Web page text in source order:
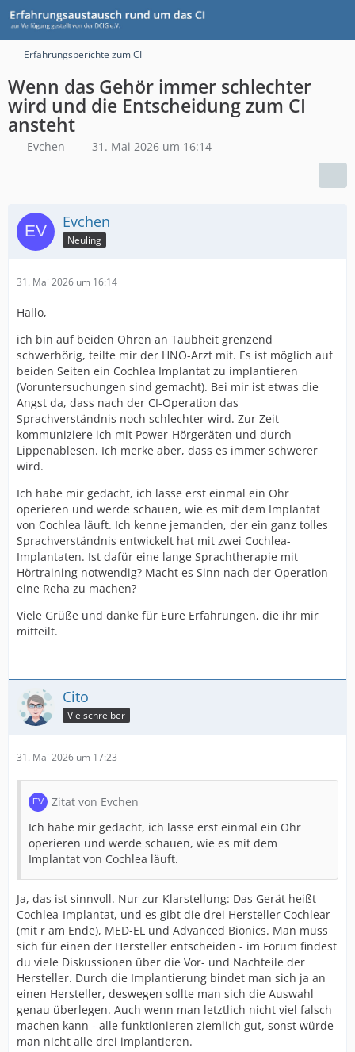
Erfahrungsberichte zum CI
Wenn das Gehör immer schlechter
wird und die Entscheidung zum CI
ansteht
Evchen 31. Mai 2026 um 16:14
Evchen
Neuling
31. Mai 2026 um 16:14
Hallo,
ich bin auf beiden Ohren an Taubheit grenzend
schwerhörig, teilte mir der HNO-Arzt mit. Es ist möglich auf
beiden Seiten ein Cochlea Implantat zu implantieren
(Voruntersuchungen sind gemacht). Bei mir ist etwas die
Angst da, dass nach der CI-Operation das
Sprachverständnis noch schlechter wird. Zur Zeit
kommuniziere ich mit Power-Hörgeräten und durch
Lippenablesen. Ich merke aber, dass es immer schwerer
wird.
Ich habe mir gedacht, ich lasse erst einmal ein Ohr
operieren und werde schauen, wie es mit dem Implantat
von Cochlea läuft. Ich kenne jemanden, der ein ganz tolles
Sprachverständnis entwickelt hat mit zwei Cochlea-
Implantaten. Ist dafür eine lange Sprachtherapie mit
Hörtraining notwendig? Macht es Sinn nach der Operation
eine Reha zu machen?
Viele Grüße und danke für Eure Erfahrungen, die ihr mir
mitteilt.
Cito
Vielschreiber
31. Mai 2026 um 17:23
Zitat von Evchen
Ich habe mir gedacht, ich lasse erst einmal ein Ohr
operieren und werde schauen, wie es mit dem
Implantat von Cochlea läuft.
Ja, das ist sinnvoll. Nur zur Klarstellung: Das Gerät heißt
Cochlea-Implantat, und es gibt die drei Hersteller Cochlear
(mit r am Ende), MED-EL und Advanced Bionics. Man muss
sich für einen der Hersteller entscheiden - im Forum findest
du viele Diskussionen über die Vor- und Nachteile der
Hersteller. Durch die Implantierung bindet man sich ja an
einen Hersteller, deswegen sollte man sich die Auswahl
genau überlegen. Auch wenn man letztlich nicht viel falsch
machen kann - alle funktionieren ziemlich gut, sonst würde
man nicht alle drei implantieren.